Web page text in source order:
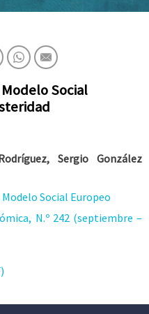
Social
Sergio González
Social Europeo
N.º 242 (septiembre –